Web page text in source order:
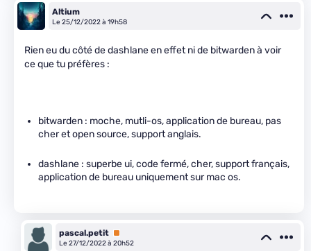
Altium
Le 25/12/2022 à 19h58
Rien eu du côté de dashlane en effet ni de bitwarden à voir
ce que tu préfères :
bitwarden : moche, mutli-os, application de bureau, pas
cher et open source, support anglais.
dashlane : superbe ui, code fermé, cher, support français,
application de bureau uniquement sur mac os.
pascal.petit Premium
Le 27/12/2022 à 20h52